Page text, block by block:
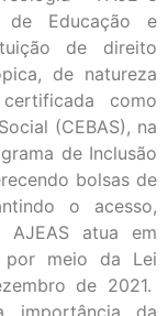
de Educação e
de direito
de natureza
como
(CEBAS), na
de Inclusão
bolsas de
o acesso,
AJEAS atua em
por meio da Lei
de 2021.
importância da